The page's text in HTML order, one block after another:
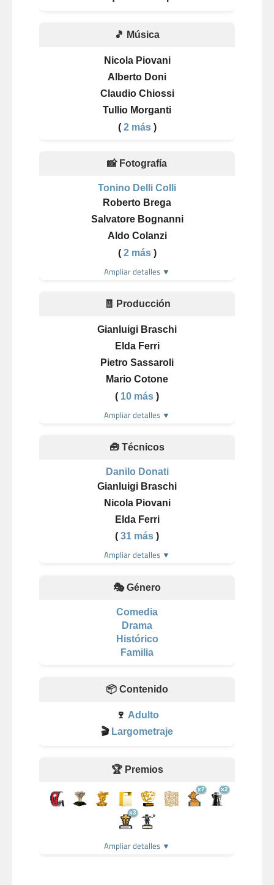
🎵 Música
Nicola Piovani
Alberto Doni
Claudio Chiossi
Tullio Morganti
( 2 más)
📸 Fotografía
Tonino Delli Colli
Roberto Brega
Salvatore Bognanni
Aldo Colanzi
( 2 más)
Ampliar detalles ▼
🧾 Producción
Gianluigi Braschi
Elda Ferri
Pietro Sassaroli
Mario Cotone
( 10 más )
Ampliar detalles ▼
🧰 Técnicos
Danilo Donati
Gianluigi Braschi
Nicola Piovani
Elda Ferri
( 31 más )
Ampliar detalles ▼
🎭 Género
Comedia
Drama
Histórico
Familia
📦 Contenido
🍷 Adulto
🎬 Largometraje
🏆 Premios
x7 x2
x3
Ampliar detalles ▼